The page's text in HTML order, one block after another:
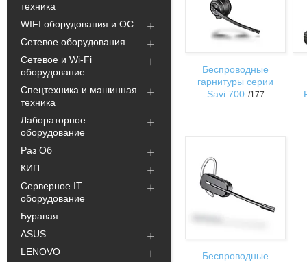
техника
WIFI оборудования и ОС
Сетевое оборудования
Сетевое и Wi-Fi
оборудование
Спецтехника и машинная
техника
Лабораторное
оборудование
Раз Об
КИП
Серверное IT
оборудование
Буравая
ASUS
LENOVO
Беспроводные
гарнитуры серии
Savi 700 177
Беспроводные